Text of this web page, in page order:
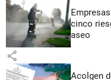
cinco
aseo
share
Acolgen